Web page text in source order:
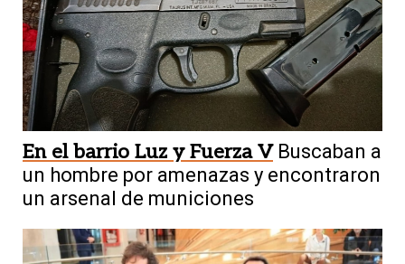
En el barrio Luz y Fuerza V Buscaban a
un hombre por amenazas y encontraron
un arsenal de municiones